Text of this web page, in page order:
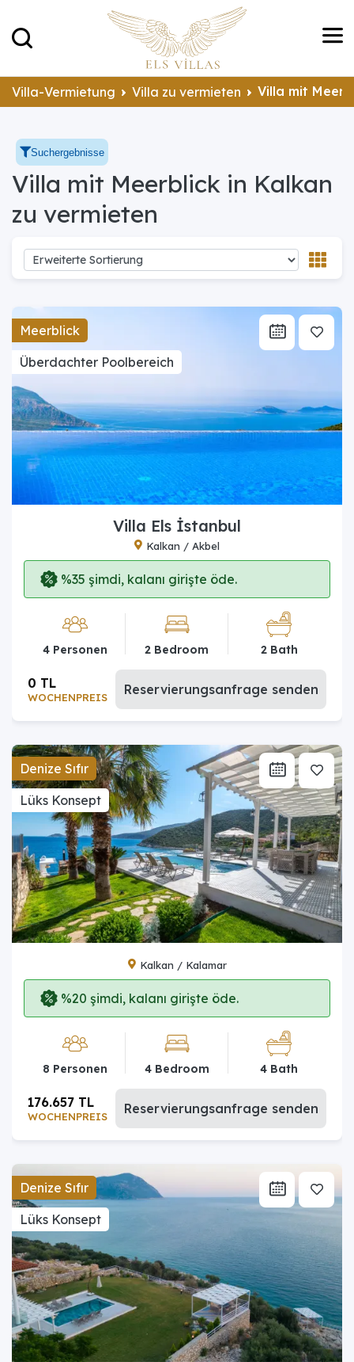
Villa-Vermietung Villa zu vermieten Villa mit
Suchergebnisse
Villa mit Meerblick in Kalkan
zu vermieten
Meerblick
Überdachter Poolbereich
Villa Els İstanbul
Kalkan / Akbel
%35 şimdi, kalanı girişte öde.
4 Personen 2 Bedroom 2 Bath
WOCHENPREIS
0 TL Reservierungsanfrage senden
Denize Sıfır
Lüks Konsept
Kalkan / Kalamar
%20 şimdi, kalanı girişte öde.
8 Personen 4 Bedroom 4 Bath
WOCHENPREIS
176.657 TL Reservierungsanfrage senden
Denize Sıfır
Lüks Konsept